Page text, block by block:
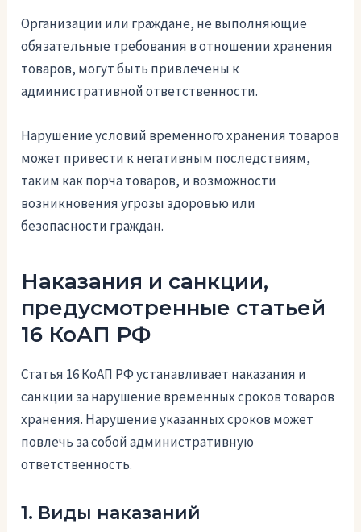
Организации или граждане, не выполняющие
обязательные требования в отношении хранения
товаров, могут быть привлечены к
административной ответственности.
Нарушение условий временного хранения товаров
может привести к негативным последствиям,
таким как порча товаров, и возможности
возникновения угрозы здоровью или
безопасности граждан.
Наказания и санкции,
предусмотренные статьей
16 КоАП РФ
Статья 16 КоАП РФ устанавливает наказания и
санкции за нарушение временных сроков товаров
хранения. Нарушение указанных сроков может
повлечь за собой административную
ответственность.
1. Виды наказаний